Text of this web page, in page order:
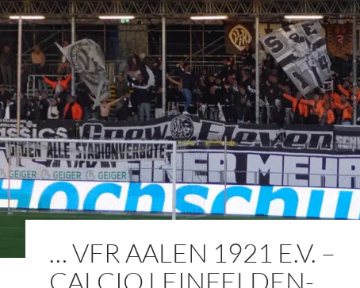
… VFR AALEN 1921 E.V. –
CALCIO LEINFELDEN-